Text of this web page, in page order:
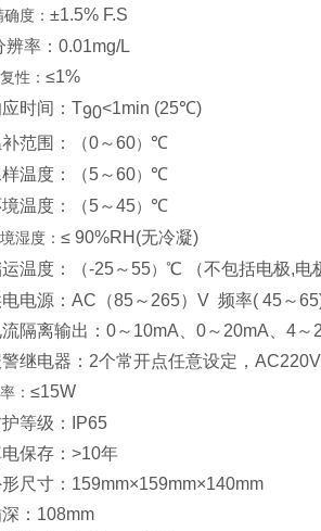
确度： ±1.5% F.S
辨率：0.01mg/L
性： ≤1%
应时间：T90<1min (25℃)
范围：（0～60） ℃
样温度：（5～60） ℃
温度：（5～45） ℃
湿度： ≤ 90%RH(无冷凝)
温度：（-25～55） ℃ （不包括电极,电
电源：AC（85～265）V 频率( 45～
流隔离输出：0～10mA、0～20mA、4～
继电器：2个常开点任意设定，
： ≤15W
护等级：IP65
保存：>10年
尺寸：159mm×159mm×140mm
：108mm